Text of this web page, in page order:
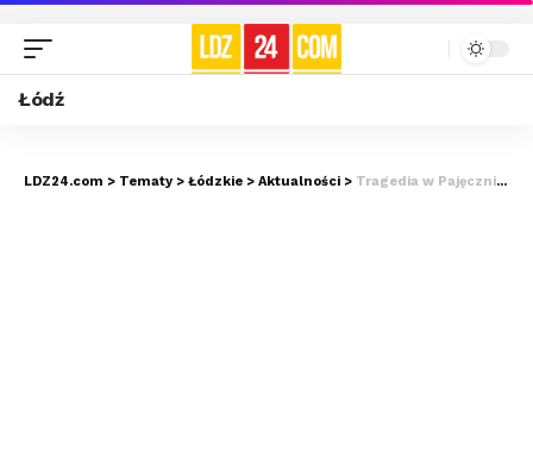
Łódź
LDZ24.com > Tematy > Łódzkie > Aktualności > Tragedia w Pajęcznie. Młody mężczyzna zginął po upadku z czwartego piętra